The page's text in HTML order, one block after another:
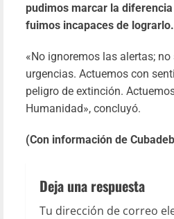
pudimos marcar la
fuimos incapaces de lograrlo.
«No ignoremos las alertas;
urgencias. Actuemos con
peligro de extinción.
Humanidad», concluyó.
(Con información de
Deja una respuesta
Tu dirección de correo